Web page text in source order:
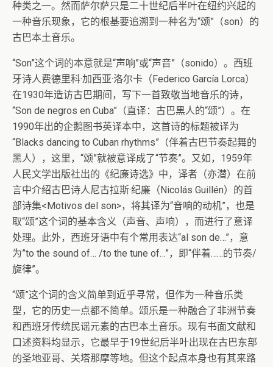
种类之一。然而萨尔萨只是二十世纪后半叶在纽约兴起的
一种音乐现象，它的根基要追溯到一种名为“颂”（son）的
古巴本土音乐。
“Son”这个词的本意就是“声响”或“声音”（sonido）。西班
牙诗人费德里科·加西亚·洛尔卡（Federico García Lorca）
在1930年造访古巴期间，写下一首致敬当地音乐的诗，
“Son de negros en Cuba”（直译：古巴黑人的“颂”）。在
1990年出的企鹅图书英译本中，这首诗的标题被译为
“Blacks dancing to Cuban rhythms”（伴着古巴节奏起舞的
黑人），这里，“颂”就被意译成了“节奏”。又如，1959年
人民文学出版社出的《纪廉诗选》中，译者（亦潜）在前
言中介绍古巴诗人尼古拉斯·纪廉（Nicolás Guillén）的首
部诗集<Motivos del son>，将其译为“音响的动机”，也是
取“颂”这个词的基本含义（声音、声响），而进行了意译
处理。此外，西班牙语中有个常用表达“al son de…”，意
为”to the sound of… /to the tune of…”，即“伴着……的节奏/
旋律”。
“颂”这个词的含义简单到近乎寻常，但作为一种音乐类
型，它的历史一点都不简单。颂乐是一种融合了非洲节奏
和西班牙传统民谣元素的古巴本土音乐。现有书面文献和
口述资料均显示，它最早于19世纪后半叶出现在古巴东部
的圣地亚哥、关塔那摩等地。但这个起点本身也有其来路